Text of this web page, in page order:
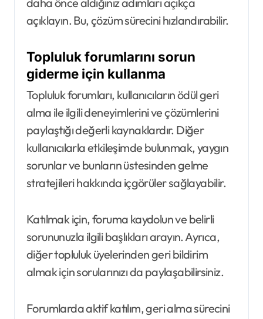
açıklayın. Bu, çözüm sürecini hızlandırabilir.
Topluluk forumlarını sorun
giderme için kullanma
Topluluk forumları, kullanıcıların ödül geri
alma ile ilgili deneyimlerini ve çözümlerini
paylaştığı değerli kaynaklardır. Diğer
kullanıcılarla etkileşimde bulunmak, yaygın
sorunlar ve bunların üstesinden gelme
stratejileri hakkında içgörüler sağlayabilir.
Katılmak için, foruma kaydolun ve belirli
sorununuzla ilgili başlıkları arayın. Ayrıca,
diğer topluluk üyelerinden geri bildirim
almak için sorularınızı da paylaşabilirsiniz.
Forumlarda aktif katılım, geri alma sürecini